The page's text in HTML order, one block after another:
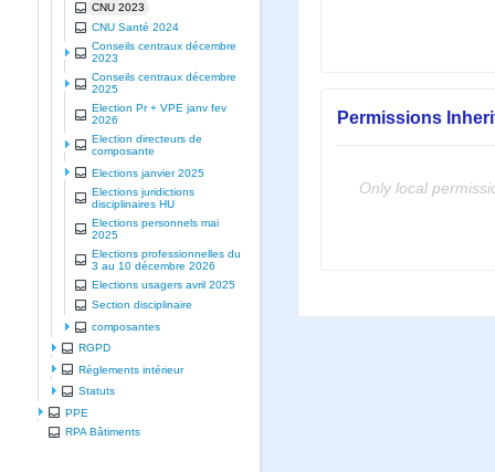
CNU 2023
CNU Santé 2024
Conseils centraux décembre
2023
Conseils centraux décembre
2025
Election Pr + VPE janv fev
2026
Election directeurs de
composante
Elections janvier 2025
Elections juridictions
disciplinaires HU
Elections personnels mai
2025
Elections professionnelles du
3 au 10 décembre 2026
Elections usagers avril 2025
Section disciplinaire
composantes
RGPD
Règlements intérieur
Statuts
PPE
RPA Bâtiments
Permissions
Only local